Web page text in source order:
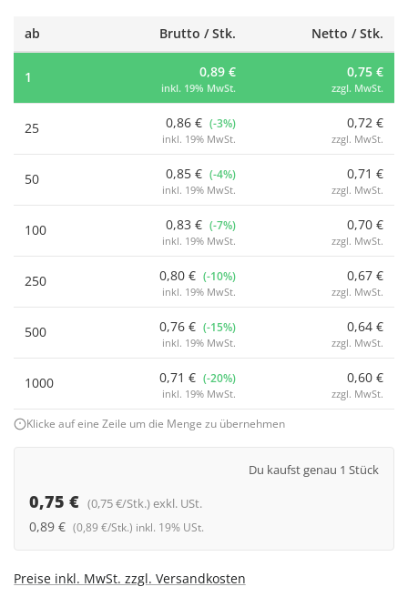
ab Brutto / Stk. Netto / Stk.
1 0,89 €
inkl. 19% MwSt.
0,75 €
zzgl. MwSt.
25 0,86 € (-3%)
inkl. 19% MwSt.
0,72 €
zzgl. MwSt.
50 0,85 € (-4%)
inkl. 19% MwSt.
0,71 €
zzgl. MwSt.
100 0,83 € (-7%)
inkl. 19% MwSt.
0,70 €
zzgl. MwSt.
250 0,80 € (-10%)
inkl. 19% MwSt.
0,67 €
zzgl. MwSt.
500 0,76 € (-15%)
inkl. 19% MwSt.
0,64 €
zzgl. MwSt.
1000 0,71 € (-20%)
inkl. 19% MwSt.
0,60 €
zzgl. MwSt.
Klicke auf eine Zeile um die Menge zu übernehmen
Du kaufst genau 1 Stück
0,75 € (0,75 €/Stk.) exkl. USt.
0,89 € (0,89 €/Stk.) inkl. 19% USt.
Preise inkl. MwSt. zzgl. Versandkosten